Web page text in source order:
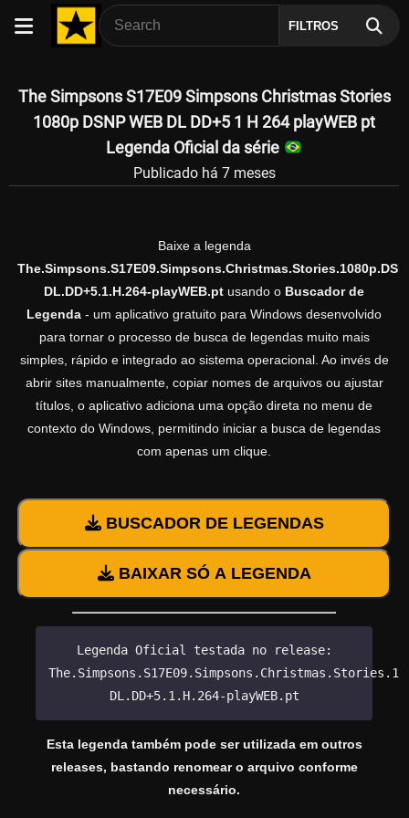
FILTROS
The Simpsons S17E09 Simpsons Christmas Stories
1080p DSNP WEB DL DD+5 1 H 264 playWEB pt
Legenda Oficial da série
Publicado há 7 meses
Baixe a legenda
DL.DD+5.1.H.264-playWEB.pt usando o Buscador de
Legenda - um aplicativo gratuito para Windows desenvolvido
para tornar o processo de busca de legendas muito mais
simples, rápido e integrado ao sistema operacional. Ao invés de
abrir sites manualmente, copiar nomes de arquivos ou ajustar
títulos, o aplicativo adiciona uma opção direta no menu de
contexto do Windows, permitindo iniciar a busca de legendas
com apenas um clique.
BUSCADOR DE LEGENDAS
BAIXAR SÓ A LEGENDA
Legenda Oficial testada no release:
DL.DD+5.1.H.264-playWEB.pt
Esta legenda também pode ser utilizada em outros
releases, bastando renomear o arquivo conforme
necessário.